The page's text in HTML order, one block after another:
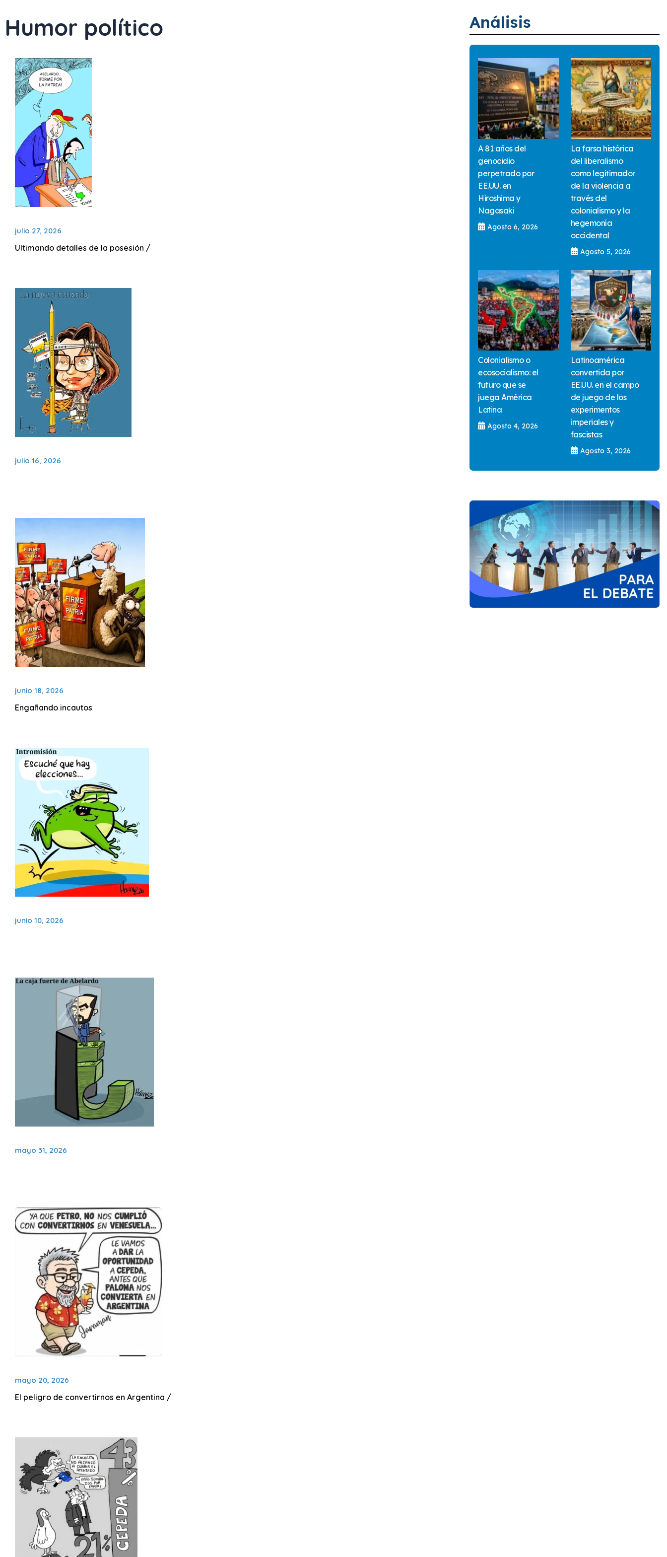
Humor político
julio 27, 2026
Ultimando detalles de la posesión /
julio 16, 2026
junio 18, 2026
Engañando incautos
junio 10, 2026
mayo 31, 2026
mayo 20, 2026
El peligro de convertirnos en Argentina /
Análisis
A 81 años del
genocidio
perpetrado por
EE.UU. en
Hiroshima y
Nagasaki
Agosto 6, 2026
La farsa histórica
del liberalismo
como legitimador
de la violencia a
través del
colonialismo y la
hegemonía
occidental
Agosto 5, 2026
Colonialismo o
ecosocialismo: el
futuro que se
juega América
Latina
Agosto 4, 2026
Latinoamérica
convertida por
EE.UU. en el campo
de juego de los
experimentos
imperiales y
fascistas
Agosto 3, 2026